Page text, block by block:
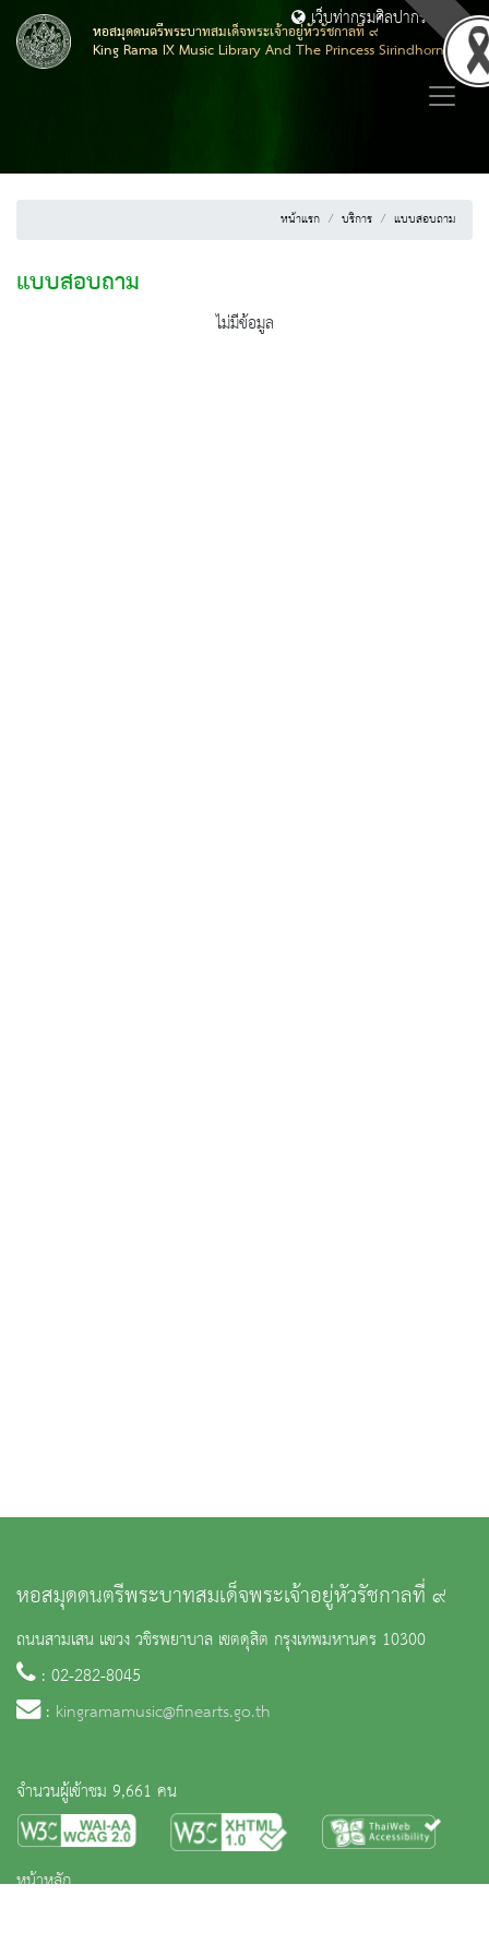
หอสมุดดนตรีพระบาทสมเด็จพระเจ้าอยู่หัวรัชกาลที่ ๙
King Rama IX Music Library And The Princess Sirindhorn
เว็บท่ากรมศิลปากร
หน้าแรก บริการ แบบสอบถาม
แบบสอบถาม
ไม่มีข้อมูล
หอสมุดดนตรีพระบาทสมเด็จพระเจ้าอยู่หัวรัชกาลที่ ๙
ถนนสามเสน แขวง วชิรพยาบาล เขตดุสิต กรุงเทพมหานคร 10300
: 02-282-8045
: kingramamusic@finearts.go.th
จำนวนผู้เข้าชม 9,661 คน
หน้าหลัก